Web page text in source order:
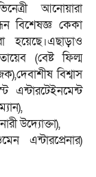
আনোয়ারা
বিশেষজ্ঞ কেকা
হয়েছে।এছাড়াও
(বেষ্ট ফিল্ম
বিশ্বাস
এন্টারটেইনমেন্ট
উদ্যোক্তা),
এন্টারপ্রেনার)